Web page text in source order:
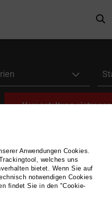
Veranstaltung eintragen
Anwendungen Cookies.
welches uns
bietet. Wenn Sie auf
notwendigen Cookies
findet Sie in den "Cookie-